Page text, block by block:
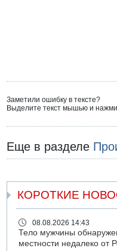
Заметили ошибку в тексте?
Выделите текст мышью и
Еще в разделе
КОРОТКИЕ
08.08.2026 14:43
Тело мужчины
местности недалеко от